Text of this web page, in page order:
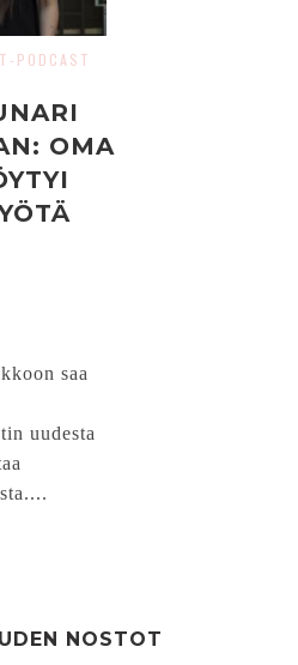
PODCAST
OMA
saa
uudesta
NOSTOT